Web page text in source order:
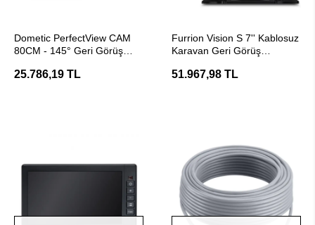
Dometic PerfectView CAM
80CM - 145° Geri Görüş
25.786,19 TL
Furrion Vision S 7'' Kablosuz
Karavan Geri Görüş
51.967,98 TL